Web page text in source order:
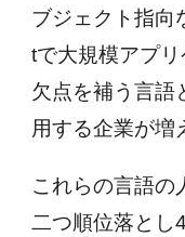
ブジェクト指向
tで大規模アプ
欠点を補う言語
用する企業が増
これらの言語の
二つ順位落と